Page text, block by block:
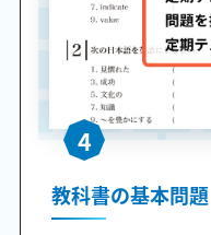
4
教科書の基本問題